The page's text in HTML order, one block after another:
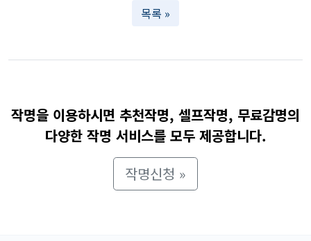
목록 »
작명을 이용하시면 추천작명, 셀프작명, 무료감명의
다양한 작명 서비스를 모두 제공합니다.
작명신청 »